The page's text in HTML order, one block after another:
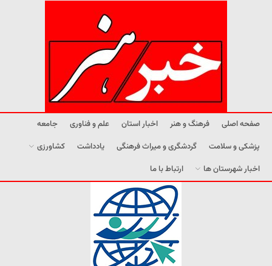
صفحه اصلی فرهنگ و هنر اخبار استان علم و فناوری
جامعه
پزشکی و سلامت
گردشگری و میراث فرهنگی یادداشت
کشاورزی
اخبار شهرستان ها
ارتباط با ما